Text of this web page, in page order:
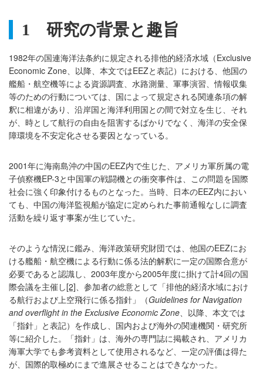
1 研究の背景と趣旨
1982年の国連海洋法条約に規定される排他的経済水域（Exclusive
Economic Zone、以降、本文ではEEZと表記）における、他国の
艦船・航空機等による資源調査、水路測量、軍事演習、情報収集
等のための行動については、国によって規定される関連条項の解
釈に相違があり、沿岸国と海洋利用国との間で対立を生じ、それ
が、時として航行の自由を阻害するばかりでなく、海洋の安全保
障環境を不安定化させる要因となっている。
2001年に海南島沖の中国のEEZ内で生じた、アメリカ軍所属の電
子偵察機EP-3と中国軍の戦闘機との衝突事件は、この問題を国際
社会に強く印象付けるものとなった。当時、日本のEEZ内におい
ても、中国の海洋監視船が協定に定められた事前通報なしに調査
活動を繰り返す事案が生じていた。
そのような情況に鑑み、海洋政策研究財団では、他国のEEZにお
ける艦船・航空機による行動に係る法的解釈に一定の国際合意が
必要であると認識し、2003年度から2005年度に掛けて計4回の国
際会議を主催し[2]、参加者の総意として「排他的経済水域におけ
る航行および上空飛行に係る指針」（Guidelines for Navigation
and overflight in the Exclusive Economic Zone、以降、本文では
「指針」と表記）を作成し、国内および海外の関連機関・研究所
等に紹介した。「指針」は、海外の専門誌に掲載され、アメリカ
海軍大学でも参考資料として使用されるなど、一定の評価は得た
が、国際的取極めにまで進展させることはできなかった。